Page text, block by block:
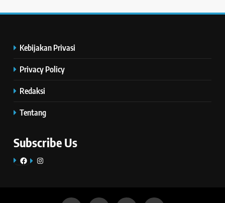
Kebijakan Privasi
Privacy Policy
Redaksi
Tentang
Subscribe Us
FacebookInstagram